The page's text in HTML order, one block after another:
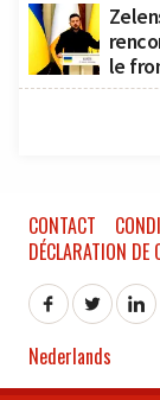
le
CONTACT
DÉCLARATION DE
Nederlands